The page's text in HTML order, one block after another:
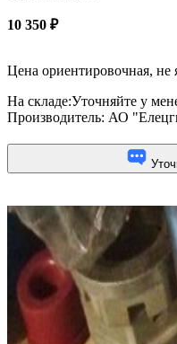
10 350 ₽
Цена ориентировочная, не
На складе:Уточняйте у
Производитель: АО